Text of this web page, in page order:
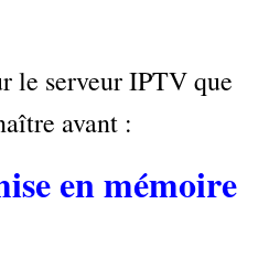
le serveur IPTV que
avant :
en mémoire